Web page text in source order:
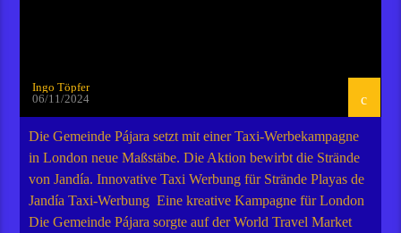
Ingo Töpfer
06/11/2024
Die Gemeinde Pájara setzt mit einer Taxi-Werbekampagne
in London neue Maßstäbe. Die Aktion bewirbt die Strände
von Jandía. Innovative Taxi Werbung für Strände Playas de
Jandía Taxi-Werbung Eine kreative Kampagne für London
Die Gemeinde Pájara sorgte auf der World Travel Market